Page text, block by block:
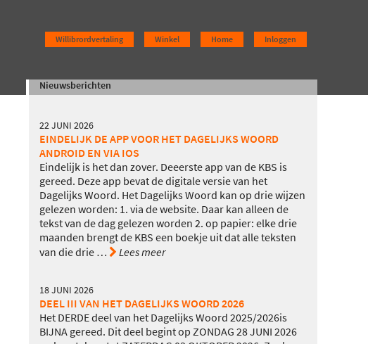
Inloggen
Home
Winkel
Willibrordvertaling
Nieuwsberichten
22 JUNI 2026
EINDELIJK DE APP VOOR HET DAGELIJKS WOORD
ANDROID EN VIA IOS
Eindelijk is het dan zover. Deeerste app van de KBS is
gereed. Deze app bevat de digitale versie van het
Dagelijks Woord. Het Dagelijks Woord kan op drie wijzen
gelezen worden: 1. via de website. Daar kan alleen de
tekst van de dag gelezen worden 2. op papier: elke drie
maanden brengt de KBS een boekje uit dat alle teksten
van die drie… Lees meer
18 JUNI 2026
DEEL III VAN HET DAGELIJKS WOORD 2026
Het DERDE deel van het Dagelijks Woord 2025/2026is
BIJNA gereed. Dit deel begint op ZONDAG 28 JUNI 2026